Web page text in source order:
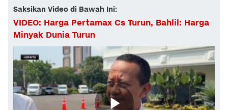
Saksikan Video di Bawah Ini:
VIDEO: Harga Pertamax Cs Turun, Bahlil: Harga
Minyak Dunia Turun